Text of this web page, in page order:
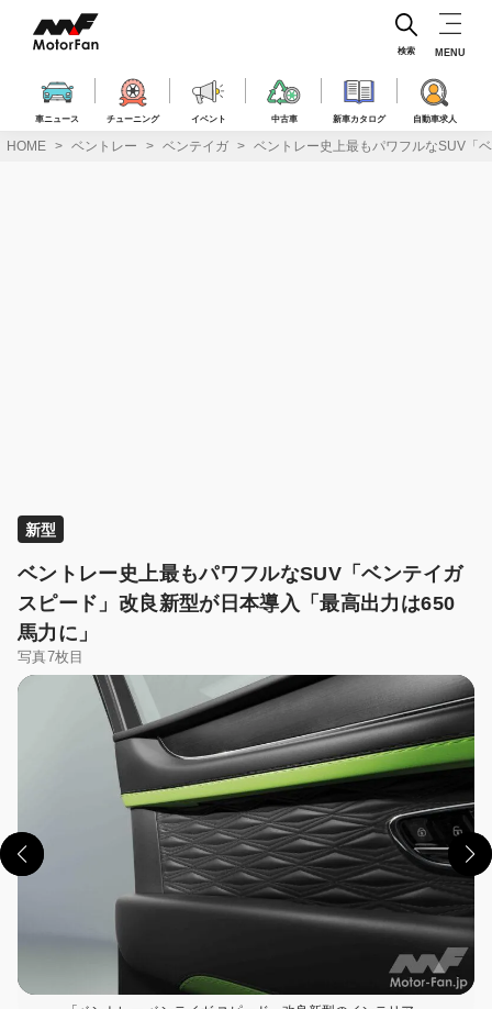
ス
車ニュース チューニング イベント 中古車 新車カタログ 自動車求人
検索 MENU
HOME ベントレー ベンテイガ ベントレー史上最もパワフルなSUV「
新型
ベントレー史上最もパワフルなSUV「ベンテイガ
スピード」改良新型が日本導入「最高出力は650
馬力に」
写真7枚目